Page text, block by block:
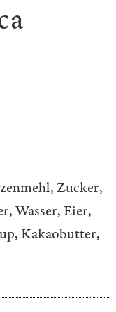
Zucker,
Wasser, Eier,
Kakaobutter,